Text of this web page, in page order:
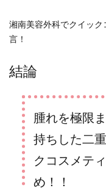
湘南美容外科でクイッ
言！
結論
腫れを極限
持ちした二
クコスメテ
め！！